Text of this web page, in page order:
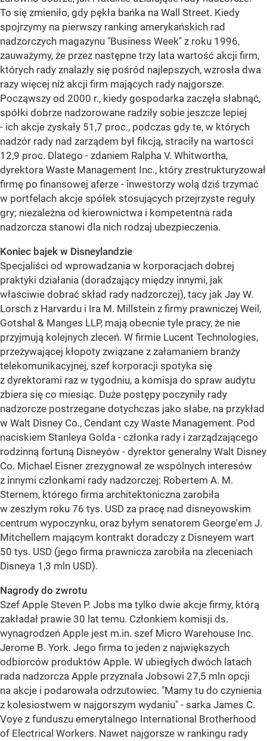
To się zmieniło, gdy pękła bańka na Wall Street. Kiedy
spojrzymy na pierwszy ranking amerykańskich rad
nadzorczych magazynu "Business Week" z roku 1996,
zauważymy, że przez następne trzy lata wartość akcji firm,
których rady znalazły się pośród najlepszych, wzrosła dwa
razy więcej niż akcji firm mających rady najgorsze.
Począwszy od 2000 r., kiedy gospodarka zaczęła słabnąć,
spółki dobrze nadzorowane radziły sobie jeszcze lepiej
- ich akcje zyskały 51,7 proc., podczas gdy te, w których
nadzór rady nad zarządem był fikcją, straciły na wartości
12,9 proc. Dlatego - zdaniem Ralpha V. Whitwortha,
dyrektora Waste Management Inc., który zrestrukturyzował
firmę po finansowej aferze - inwestorzy wolą dziś trzymać
w portfelach akcje spółek stosujących przejrzyste reguły
gry; niezależna od kierownictwa i kompetentna rada
nadzorcza stanowi dla nich rodzaj ubezpieczenia.
Koniec bajek w Disneylandzie
Specjaliści od wprowadzania w korporacjach dobrej
praktyki działania (doradzający między innymi, jak
właściwie dobrać skład rady nadzorczej), tacy jak Jay W.
Lorsch z Harvardu i Ira M. Millstein z firmy prawniczej Weil,
Gotshal & Manges LLP, mają obecnie tyle pracy, że nie
przyjmują kolejnych zleceń. W firmie Lucent Technologies,
przeżywającej kłopoty związane z załamaniem branży
telekomunikacyjnej, szef korporacji spotyka się
z dyrektorami raz w tygodniu, a komisja do spraw audytu
zbiera się co miesiąc. Duże postępy poczyniły rady
nadzorcze postrzegane dotychczas jako słabe, na przykład
w Walt Disney Co., Cendant czy Waste Management. Pod
naciskiem Stanleya Golda - członka rady i zarządzającego
rodzinną fortuną Disneyów - dyrektor generalny Walt Disney
Co. Michael Eisner zrezygnował ze wspólnych interesów
z innymi członkami rady nadzorczej: Robertem A. M.
Sternem, którego firma architektoniczna zarobiła
w zeszłym roku 76 tys. USD za pracę nad disneyowskim
centrum wypoczynku, oraz byłym senatorem George'em J.
Mitchellem mającym kontrakt doradczy z Disneyem wart
50 tys. USD (jego firma prawnicza zarobiła na zleceniach
Disneya 1,3 mln USD).
Nagrody do zwrotu
Szef Apple Steven P. Jobs ma tylko dwie akcje firmy, którą
zakładał prawie 30 lat temu. Członkiem komisji ds.
wynagrodzeń Apple jest m.in. szef Micro Warehouse Inc.
Jerome B. York. Jego firma to jeden z największych
odbiorców produktów Apple. W ubiegłych dwóch latach
rada nadzorcza Apple przyznała Jobsowi 27,5 mln opcji
na akcje i podarowała odrzutowiec. "Mamy tu do czynienia
z kolesiostwem w najgorszym wydaniu" - sarka James C.
Voye z funduszu emerytalnego International Brotherhood
of Electrical Workers. Nawet najgorsze w rankingu rady